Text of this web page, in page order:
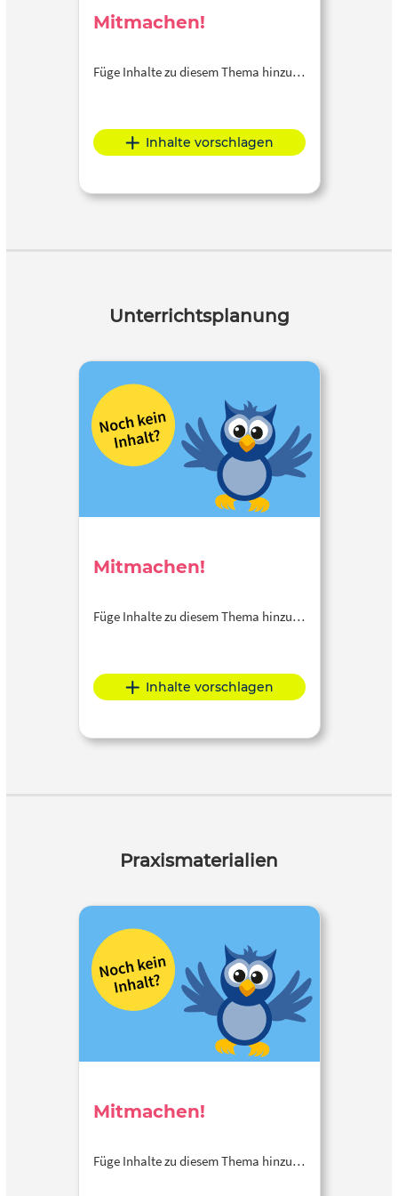
Mitmachen!
Füge Inhalte zu diesem Thema hinzu…
Inhalte vorschlagen
Unterrichtsplanung
Mitmachen!
Füge Inhalte zu diesem Thema hinzu…
Inhalte vorschlagen
Praxismaterialien
Mitmachen!
Füge Inhalte zu diesem Thema hinzu…